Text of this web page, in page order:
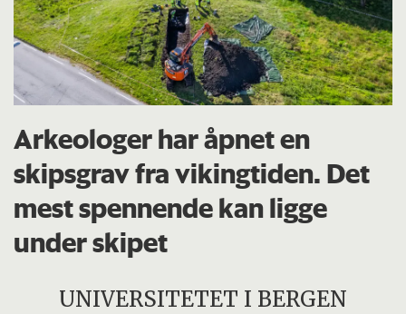
Arkeologer har åpnet en
skipsgrav fra vikingtiden. Det
mest spennende kan ligge
under skipet
UNIVERSITETET I BERGEN